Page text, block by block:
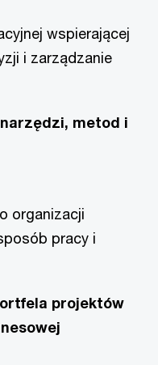
wspierającej
i zarządzanie
metod i
organizacji
pracy i
projektów